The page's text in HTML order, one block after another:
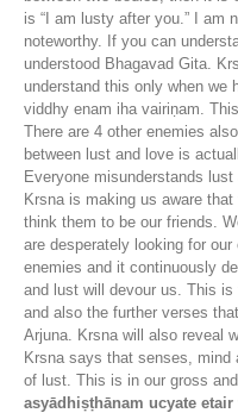
is “I am lusty after you.” I am
noteworthy. If you can
understood Bhagavad Gita.
understand this only when we
viddhy enam iha vairiṇam.
There are 4 other enemies
between lust and love is
Everyone misunderstands
Krsna is making us aware
think them to be our friends.
are desperately looking for
enemies and it continuously
and lust will devour us. This
and also the further verses
Arjuna. Krsna will also reveal
Krsna says that senses, mind
of lust. This is in our gross
asyādhiṣṭhānam ucyate